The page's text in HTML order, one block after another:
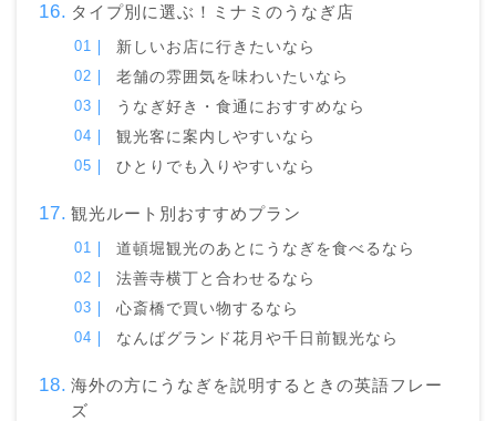
タイプ別に選ぶ！ミナミのうなぎ店
新しいお店に行きたいなら
老舗の雰囲気を味わいたいなら
うなぎ好き・食通におすすめなら
観光客に案内しやすいなら
ひとりでも入りやすいなら
観光ルート別おすすめプラン
道頓堀観光のあとにうなぎを食べるなら
法善寺横丁と合わせるなら
心斎橋で買い物するなら
なんばグランド花月や千日前観光なら
海外の方にうなぎを説明するときの英語フレー
ズ